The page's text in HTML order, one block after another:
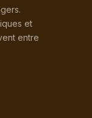
et
entre